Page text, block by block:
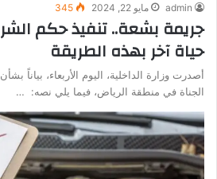
admin مايو 22, 2024 345
جريمة بشعة.. تنفيذ حكم
حياة آخر بهذه الطريقة
أصدرت وزارة الداخلية، اليوم الأربعاء، بياناً
الجناة في منطقة الرياض، فيما يلي نصه: …